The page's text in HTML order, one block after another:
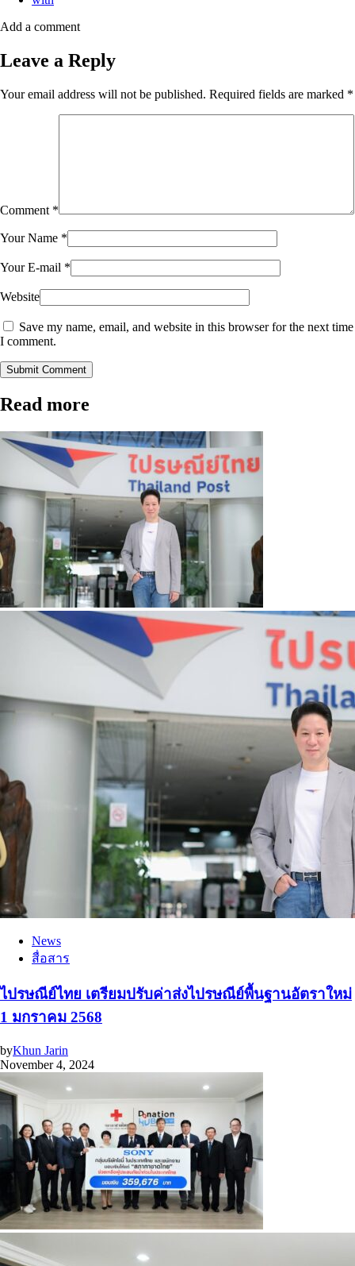
Add a comment
Leave a Reply
Your email address will not be published. Required fields are marked *
Comment *
Your Name *
Your E-mail *
Website
Save my name, email, and website in this browser for the next time
I comment.
Submit Comment
Read more
News
สื่อสาร
ไปรษณีย์ไทย เตรียมปรับค่าส่งไปรษณีย์พื้นฐานอัตราใหม่
1 มกราคม 2568
byKhun Jarin
November 4, 2024